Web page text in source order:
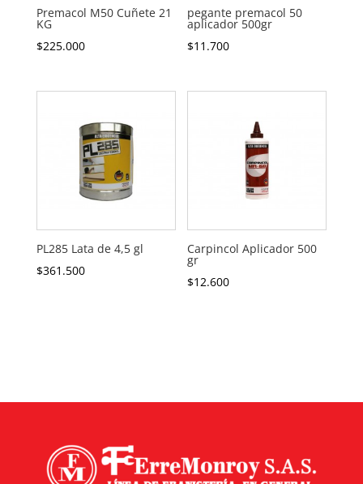
Premacol M50 Cuñete 21
KG
$225.000
pegante premacol 50
aplicador 500gr
$11.700
PL285 Lata de 4,5 gl
$361.500
Carpincol Aplicador 500
gr
$12.600